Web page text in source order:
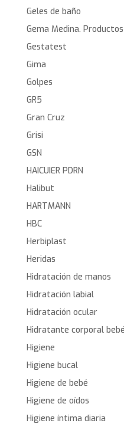
Geles de baño
Gema Medina.
Gestatest
Gima
Golpes
GR5
Gran Cruz
Grisi
GSN
HAICUIER PDRN
Halibut
HARTMANN
HBC
Herbiplast
Heridas
Hidratación de manos
Hidratación labial
Hidratación ocular
Hidratante corporal bebé
Higiene
Higiene bucal
Higiene de bebé
Higiene de oídos
Higiene íntima diaria